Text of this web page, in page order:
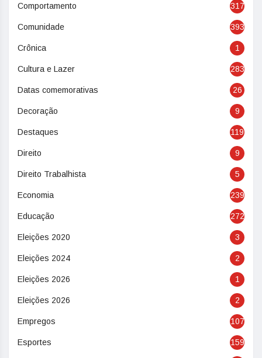
Comportamento 317
Comunidade 393
Crônica 1
Cultura e Lazer 283
Datas comemorativas 26
Decoração 9
Destaques 119
Direito 9
Direito Trabalhista 5
Economia 239
Educação 272
Eleições 2020 3
Eleições 2024 2
Eleições 2026 1
Eleições 2026 2
Empregos 107
Esportes 159